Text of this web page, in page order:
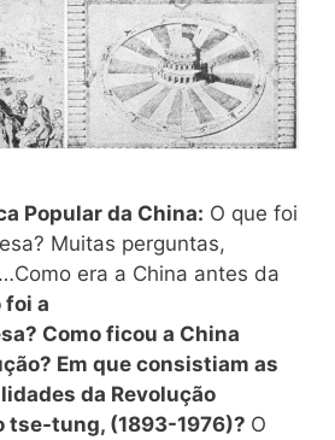
Popular da China: O que foi
Muitas perguntas,
era a China antes da
foi a
Como ficou a China
Em que consistiam as
da Revolução
tse-tung, (1893-1976)? O